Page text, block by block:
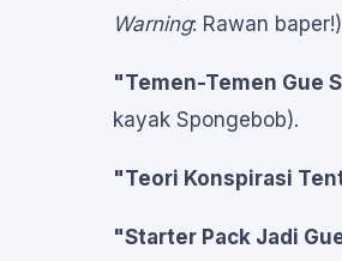
Warning: Rawan
"Temen-Temen Gue
kayak Spongebob).
"Teori Konspirasi
"Starter Pack Jadi